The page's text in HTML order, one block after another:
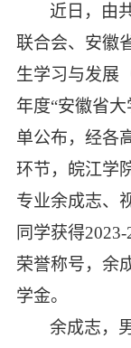
近日，由
联合会、安徽
生学习与发展
年度“安徽省
单公布，经各
环节，皖江学
专业余成志、
同学获得2023-
荣誉称号，余
学金。
余成志，